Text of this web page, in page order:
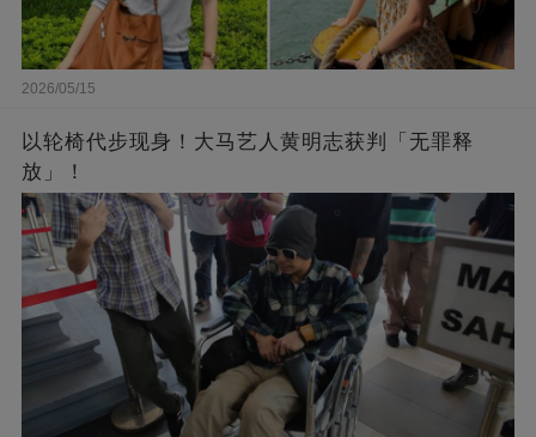
2026/05/15
以轮椅代步现身！大马艺人黄明志获判「无罪释
放」！